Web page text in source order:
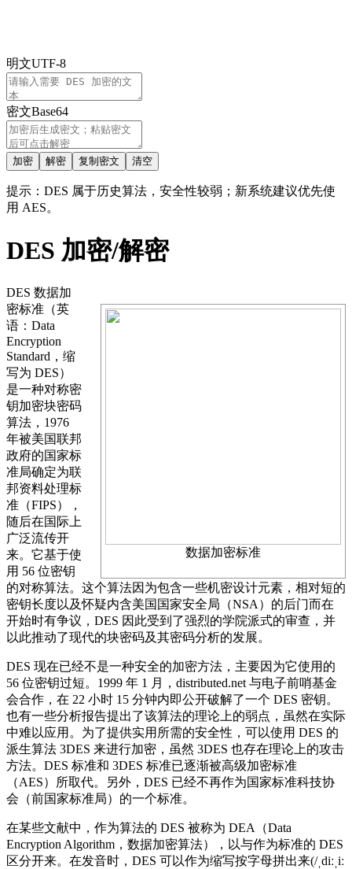
明文UTF-8
密文Base64
加密 解密 复制密文 清空
提示：DES 属于历史算法，安全性较弱；新系统建议优先使
用 AES。
DES 加密/解密
数据加密标准
DES 数据加
密标准（英
语：Data
Encryption
Standard，缩
写为 DES）
是一种对称密
钥加密块密码
算法，1976
年被美国联邦
政府的国家标
准局确定为联
邦资料处理标
准（FIPS），
随后在国际上
广泛流传开
来。它基于使
用 56 位密钥
的对称算法。这个算法因为包含一些机密设计元素，相对短的
密钥长度以及怀疑内含美国国家安全局（NSA）的后门而在
开始时有争议，DES 因此受到了强烈的学院派式的审查，并
以此推动了现代的块密码及其密码分析的发展。
DES 现在已经不是一种安全的加密方法，主要因为它使用的
56 位密钥过短。1999 年 1 月，distributed.net 与电子前哨基金
会合作，在 22 小时 15 分钟内即公开破解了一个 DES 密钥。
也有一些分析报告提出了该算法的理论上的弱点，虽然在实际
中难以应用。为了提供实用所需的安全性，可以使用 DES 的
派生算法 3DES 来进行加密，虽然 3DES 也存在理论上的攻击
方法。DES 标准和 3DES 标准已逐渐被高级加密标准
（AES）所取代。另外，DES 已经不再作为国家标准科技协
会（前国家标准局）的一个标准。
在某些文献中，作为算法的 DES 被称为 DEA（Data
Encryption Algorithm，数据加密算法），以与作为标准的 DES
区分开来。在发音时，DES 可以作为缩写按字母拼出来(/ˌdiːˌiː